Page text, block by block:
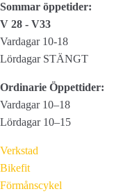
Sommar öppetider:
V 28 - V33
Vardagar 10-18
Lördagar STÄNGT
Ordinarie Öppettider:
Vardagar 10–18
Lördagar 10–15
Verkstad
Bikefit
Förmånscykel